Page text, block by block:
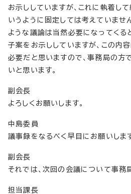
お示ししていますが、これに執着し
いうように固定しては考えていませ
ような議論は当然必要になってくる
子案をお示ししていますが、この内
必要だと思いますので、事務局の方
いと思います。
副会長
よろしくお願いします。
中島委員
議事録をなるべく早目にお願いします
副会長
それでは、次回の会議について事務
担当課長